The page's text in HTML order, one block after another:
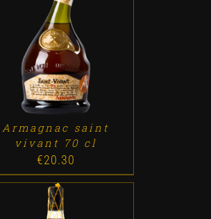
ADD TO CART / DETALLES
Armagnac saint
vivant 70 cl
€20.30